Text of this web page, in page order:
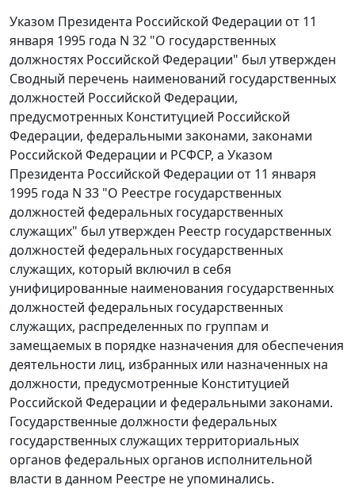
Указом Президента Российской Федерации от 11
января 1995 года N 32 "О государственных
должностях Российской Федерации" был утвержден
Сводный перечень наименований государственных
должностей Российской Федерации,
предусмотренных Конституцией Российской
Федерации, федеральными законами, законами
Российской Федерации и РСФСР, а Указом
Президента Российской Федерации от 11 января
1995 года N 33 "О Реестре государственных
должностей федеральных государственных
служащих" был утвержден Реестр государственных
должностей федеральных государственных
служащих, который включил в себя
унифицированные наименования государственных
должностей федеральных государственных
служащих, распределенных по группам и
замещаемых в порядке назначения для обеспечения
деятельности лиц, избранных или назначенных на
должности, предусмотренные Конституцией
Российской Федерации и федеральными законами.
Государственные должности федеральных
государственных служащих территориальных
органов федеральных органов исполнительной
власти в данном Реестре не упоминались.